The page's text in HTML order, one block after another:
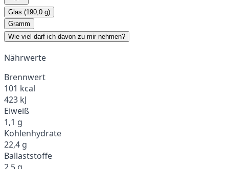
Glas (190,0 g)
Gramm
Wie viel darf ich davon zu mir nehmen?
Nährwerte
Brennwert
101 kcal
423 kJ
Eiweiß
1,1 g
Kohlenhydrate
22,4 g
Ballaststoffe